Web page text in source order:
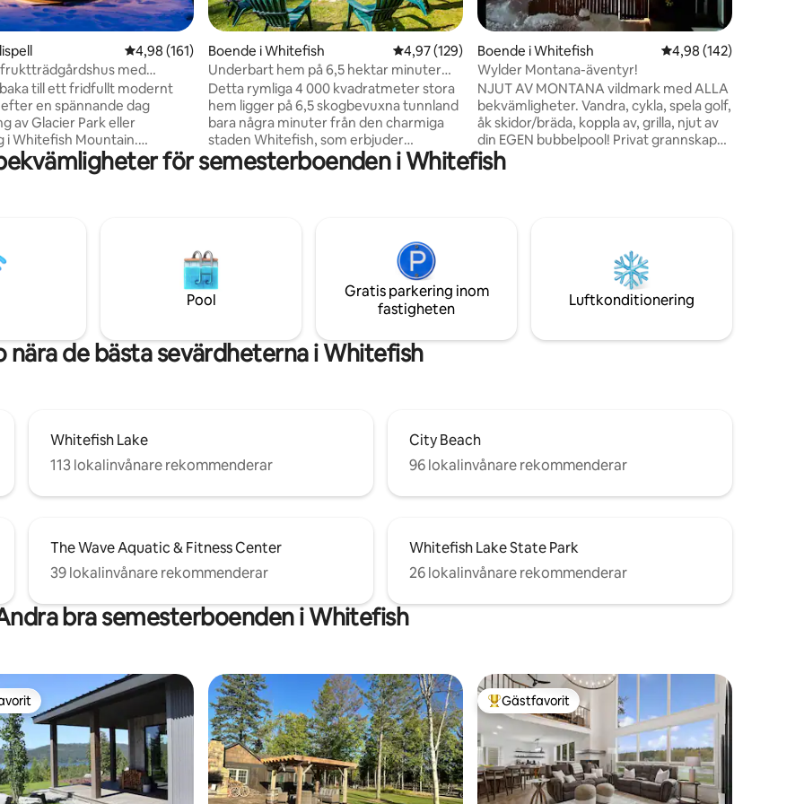
betyg, 101 omdömen4,98 av 5 i genomsnittligt betyg, 161 omdömen
4,98 (161)
med
till ett fridfullt modernt
en spännande dag
av Glacier Park eller
i Whitefish Mountain.
en fruktträdgård och omgiven
hästar kommer du att kunna
tillflyktsort när du får ut
möjliga av ditt besök i Flathead
ta med vänner! Skicka ett
Boende i Whitefish 4,97 av 5 i genomsnittligt betyg, 129 omdömen
4,97 (129)
Underbart hem på 6,5 hektar minuter
från Whitefish!
Detta rymliga 4 000 kvadratmeter stora
hem ligger på 6,5 skogbevuxna tunnland
bara några minuter från den charmiga
staden Whitefish, som erbjuder
avskildhet och frekventa observationer
av vilda djur. Njut av
bekvämt köravstånd från Glacier
National Park och har 6 sovrum, 3
badrum, 2 vardagsrum och ett
spelområde med pingisbord och
fotbollsbord. Gott om utrymme för
minnesvärd resa till Montana!
Boende i Whitefish 4,98 av 5 i
4,98 (142)
Wylder Montana-äventyr!
NJUT AV MONTANA vildmark med ALLA
bekvämligheter. Vandra, cykla, spela golf,
åk skidor/bräda, koppla av, grilla, njut av
din EGEN bubbelpool! Privat grannskap
beläget MINUTER från centrala
Whitefish! 8 miles från Whitefish
vandringspaket, cyklar med lås,
matlagningsartiklar, kryddor, snacks och
så mycket mer! Vi älskar Montana och vill
att du ska njuta av det som vi gör!
för semesterboenden i Whitefish
Pool
Gratis parkering inom
fastigheten
Luftkonditionering
nära de bästa sevärdheterna i Whitefish
Whitefish Lake
113 lokalinvånare rekommenderar
City Beach
96 lokalinvånare rekommenderar
The Wave Aquatic & Fitness Center
39 lokalinvånare rekommenderar
Whitefish Lake State Park
26 lokalinvånare rekommenderar
bra semesterboenden i Whitefish
Populär gästfavorit
Gästfavorit